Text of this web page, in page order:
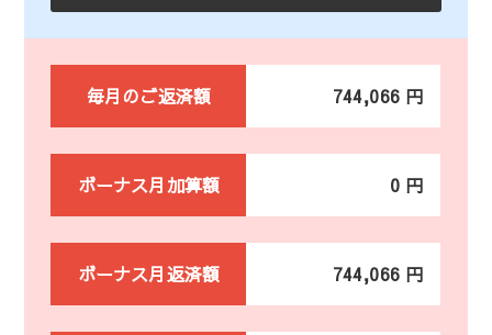
毎月のご返済額 744,066 円
ボーナス月加算額 0 円
ボーナス月返済額 744,066 円